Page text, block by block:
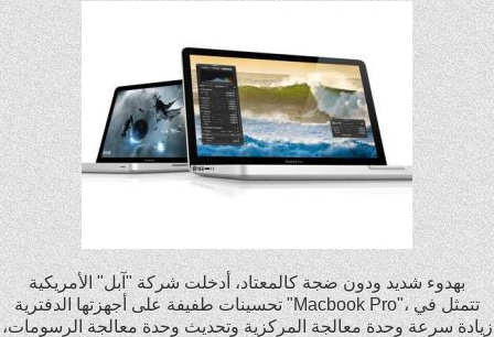
قالوله بتحب مين في المقاولين
Go On
....المدرس ماهي الكلمة التي يستخدمها الثلاميذعادة ؟؟
التلميذ : لاأعرف ياأستاذ . الاستاذ
Ali Foda
....مدير الشركة قال للسكرتيره عندنا انا و انتي رحلة عمل
اسبوع رتبي امورك السكرتيرة
Abd Allah Ali
واحـد احـول حـس بالـبـرد وهـو نـايـم ... قـام وغـطـى
اخـوه
بهدوء شديد ودون ضجة كالمعتاد، أدخلت شركة "آبل" الأمريكية
تحسينات طفيفة على أجهزتها الدفترية "Macbook Pro"، تتمثل في
زيادة سرعة وحدة معالجة المركزية وتحديث وحدة معالجة الرسومات،